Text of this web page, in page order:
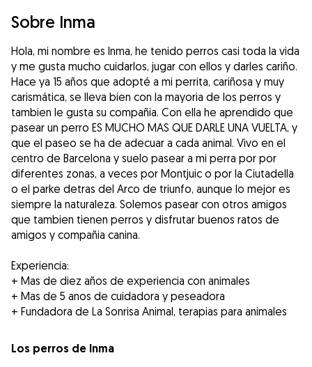
Sobre Inma
Hola, mi nombre es Inma, he tenido perros casi toda la vida
y me gusta mucho cuidarlos, jugar con ellos y darles cariño.
Hace ya 15 años que adopté a mi perrita, cariñosa y muy
carismática, se lleva bien con la mayoria de los perros y
tambien le gusta su compañia. Con ella he aprendido que
pasear un perro ES MUCHO MAS QUE DARLE UNA VUELTA, y
que el paseo se ha de adecuar a cada animal. Vivo en el
centro de Barcelona y suelo pasear a mi perra por por
diferentes zonas, a veces por Montjuic o por la Ciutadella
o el parke detras del Arco de triunfo, aunque lo mejor es
siempre la naturaleza. Solemos pasear con otros amigos
que tambien tienen perros y disfrutar buenos ratos de
amigos y compañia canina.
Experiencia:
+ Mas de diez años de experiencia con animales
+ Mas de 5 anos de cuidadora y peseadora
+ Fundadora de La Sonrisa Animal, terapias para animales
Los perros de Inma